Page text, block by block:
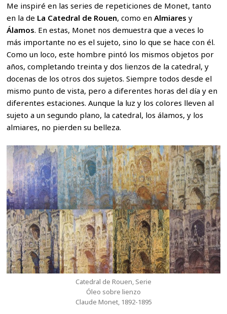
Me inspiré en las series de repeticiones de Monet, tanto
en la de La Catedral de Rouen, como enAlmiares y
Álamos. En estas, Monet nos demuestra que a veces lo
más importante no es el sujeto, sino lo que se hace con él.
Como un loco, este hombre pintó los mismos objetos por
años, completando treinta y dos lienzos de la catedral, y
docenas de los otros dos sujetos. Siempre todos desde el
mismo punto de vista, pero a diferentes horas del día y en
diferentes estaciones. Aunque la luz y los colores lleven al
sujeto a un segundo plano, la catedral, los álamos, y los
almiares, no pierden su belleza.
Catedral de Rouen, Serie
Óleo sobre lienzo
Claude Monet, 1892-1895